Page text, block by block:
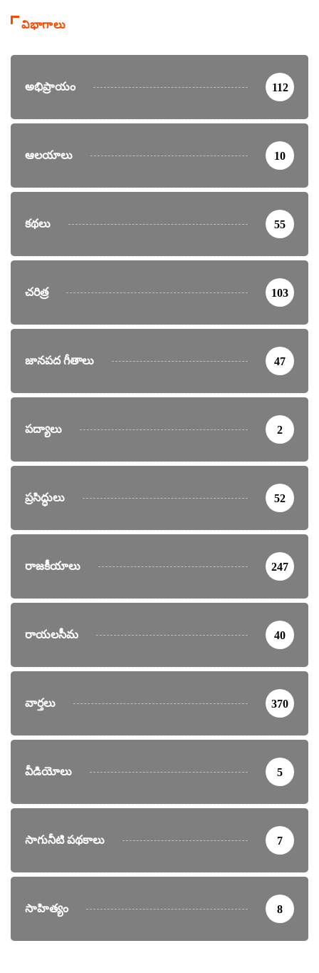
విభాగాలు
అభిప్రాయం 112
ఆలయాలు 10
కథలు 55
చరిత్ర 103
జానపద గీతాలు 47
పద్యాలు 2
ప్రసిద్ధులు 52
రాజకీయాలు 247
రాయలసీమ 40
వార్తలు 370
వీడియోలు 5
సాగునీటి పథకాలు 7
సాహిత్యం 8